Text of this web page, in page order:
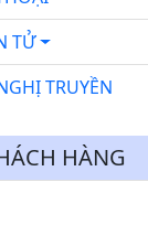
TỬ
TRUYỀN
HÀNG